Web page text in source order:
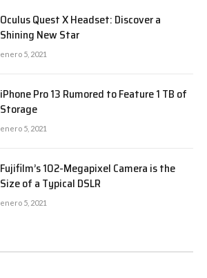
Oculus Quest X Headset: Discover a
Shining New Star
enero 5, 2021
iPhone Pro 13 Rumored to Feature 1 TB of
Storage
enero 5, 2021
Fujifilm’s 102-Megapixel Camera is the
Size of a Typical DSLR
enero 5, 2021